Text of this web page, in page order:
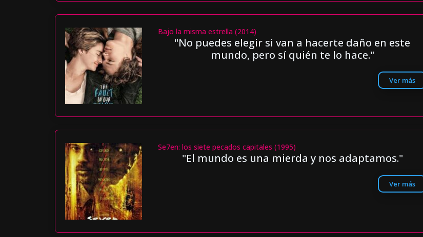
Bajo la misma estrella (2014)
"No puedes elegir si van a hacerte daño en este
mundo, pero sí quién te lo hace."
Ver más
Se7en: los siete pecados capitales (1995)
"El mundo es una mierda y nos adaptamos."
Ver más